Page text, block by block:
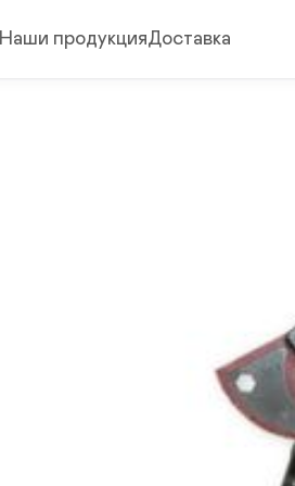
Наши продукцияДоставка